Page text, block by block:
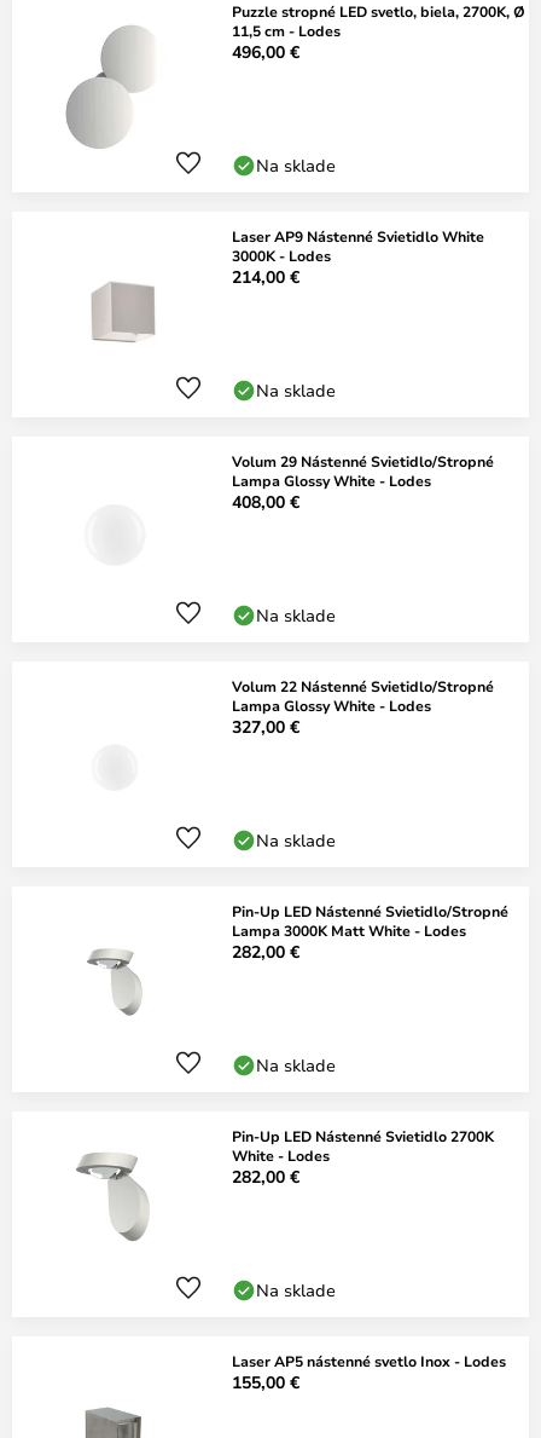
Puzzle stropné LED svetlo, biela, 2700K, Ø
11,5 cm - Lodes
496,00 €
Na sklade
Laser AP9 Nástenné Svietidlo White
3000K - Lodes
214,00 €
Na sklade
Volum 29 Nástenné Svietidlo/Stropné
Lampa Glossy White - Lodes
408,00 €
Na sklade
Volum 22 Nástenné Svietidlo/Stropné
Lampa Glossy White - Lodes
327,00 €
Na sklade
Pin-Up LED Nástenné Svietidlo/Stropné
Lampa 3000K Matt White - Lodes
282,00 €
Na sklade
Pin-Up LED Nástenné Svietidlo 2700K
White - Lodes
282,00 €
Na sklade
Laser AP5 nástenné svetlo Inox - Lodes
155,00 €